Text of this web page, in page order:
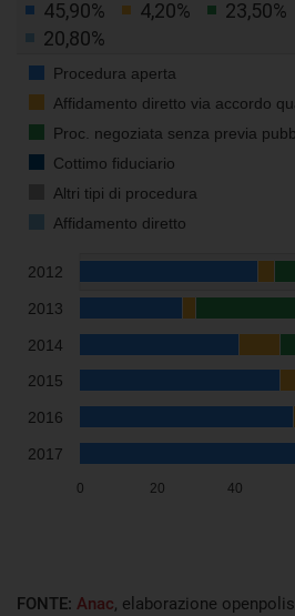
FONTE: Anac, elaborazione openpolis